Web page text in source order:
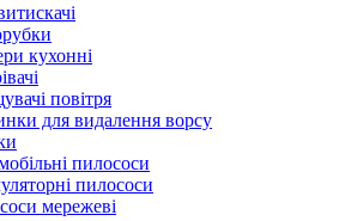
кухонні
повітря
для видалення ворсу
пилососи
пилососи
мережеві